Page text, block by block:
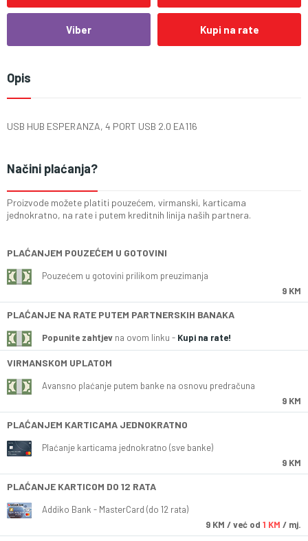
Viber Kupi na rate
Opis
USB HUB ESPERANZA, 4 PORT USB 2.0 EA116
Načini plaćanja?
Proizvode možete platiti pouzećem, virmanski, karticama
jednokratno, na rate i putem kreditnih linija naših partnera.
PLAĆANJEM POUZEĆEM U GOTOVINI
Pouzećem u gotovini prilikom preuzimanja
9 KM
PLAĆANJE NA RATE PUTEM PARTNERSKIH BANAKA
Popunite zahtjev na ovom linku - Kupi na rate!
VIRMANSKOM UPLATOM
Avansno plaćanje putem banke na osnovu predračuna
9 KM
PLAĆANJEM KARTICAMA JEDNOKRATNO
Plaćanje karticama jednokratno (sve banke)
9 KM
PLAĆANJE KARTICOM DO 12 RATA
Addiko Bank - MasterCard (do 12 rata)
9 KM / već od 1 KM / mj.